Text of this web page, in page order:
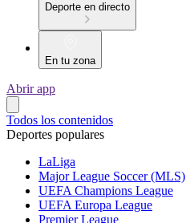
Deporte en directo
En tu zona
Abrir app
Todos los contenidos
Deportes populares
LaLiga
Major League Soccer (MLS)
UEFA Champions League
UEFA Europa League
Premier League